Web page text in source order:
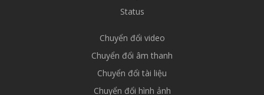
Status
Chuyển đổi video
Chuyển đổi âm thanh
Chuyển đổi tài liệu
Chuyển đổi hình ảnh